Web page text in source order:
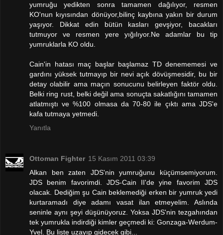
yumruğu yedikten sonra tamamen dağılıyor, resmen
KO'nun kıyısından dönüyor,bilinç kaybına yakın bir durum
yaşıyor. Dikkat edin bütün kasları gevşiyor, bacakları
tutmuyor ve resmen yere yığılıyor.Ne adamlar bu tip
yumruklarla KO oldu.
Cain'in hatası maç başlar başlamaz TD denememesi ve
gardını yüksek tutmayıp bir nevi açık dövüşmesidir, bu bir
detay olabilir ama maçın sonucunu belirleyen faktör oldu.
Belki ring rust, belki değil ama sonuçta sakatlığını tamamen
atlatmıştı ve %100 olmasa da 70-80 ile çıktı ama JDS'e
kafa tutmaya yetmedi.
Yanıtla
Ottoman Fighter 15 Kasım 2011 03:39
Alkan ben zaten JDS'nin yumruğunu küçümsemiyorum.
JDS benim favorimdi. JDS-Cain II'de yine favorim JDS
olacak. Dediğim şu Cain beklemediği erken bir yumruk yedi
kurtaramadı diye adamı vasat ilan etmeyelim. Aslında
seninle aynı şeyi düşünüyoruz. Yoksa JDS'nin tezgahından
tek yumrukla indirdiği kimler geçmedi ki: Gonzaga-Werdum-
Yvel. Bu liste uzayıp gidecek gibi...